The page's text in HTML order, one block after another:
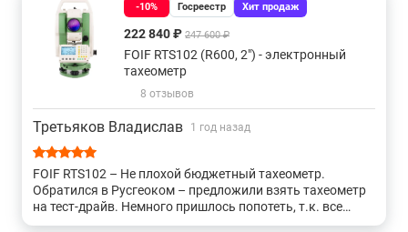
С точность 0,5 секунд
С лазерным центриром и точностью 0.5"
С лазерным центриром и точностью 1"
-10% Госреестр Хит продаж
222 840 ₽ 247 600 ₽
FOIF RTS102 (R600, 2") - электронный
тахеометр
8 отзывов
Третьяков Владислав 1 год назад
FOIF RTS102 – Не плохой бюджетный тахеометр.
Обратился в Русгеоком – предложили взять тахеометр
на тест-драйв. Немного пришлось попотеть, т.к. все
равно все тахеометры разные. И встроенное ПО у всех